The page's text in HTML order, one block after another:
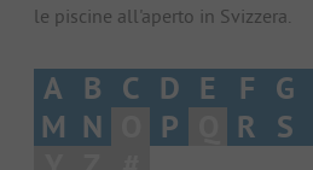
le piscine all'aperto in Svizzera.
A B C D E F G
M N P R S